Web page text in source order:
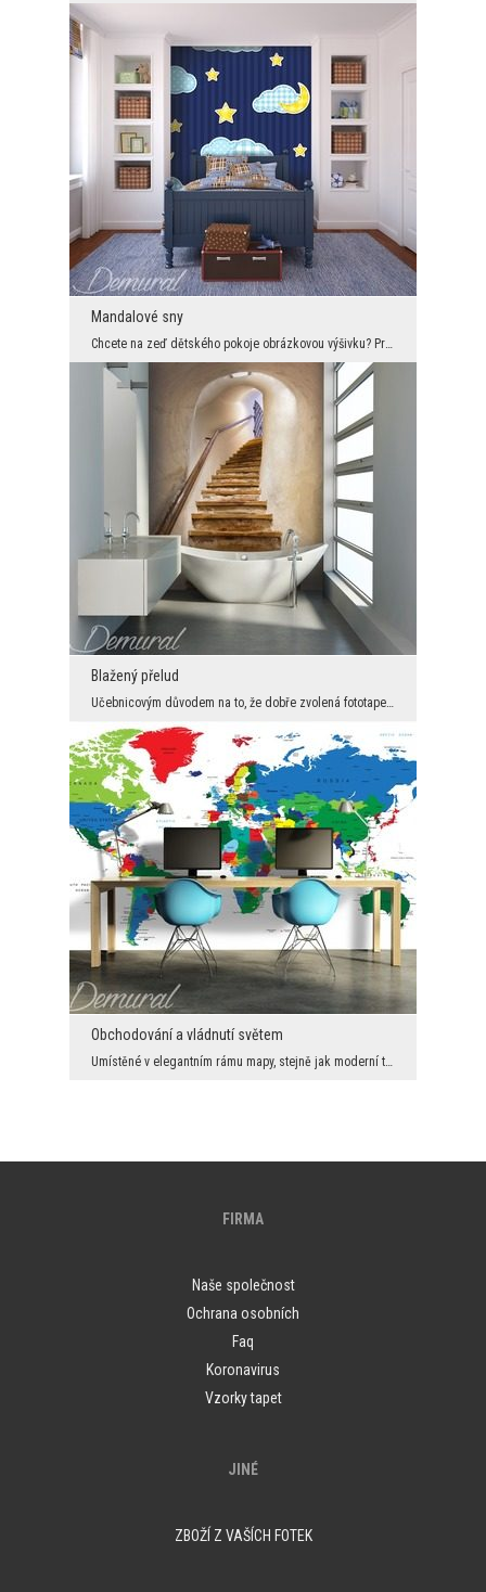
Mandalové sny
Chcete na zeď dětského pokoje obrázkovou výšivku? Proč ne! Zvlášt, když se v tomto segmentu noční...
Blažený přelud
Učebnicovým důvodem na to, že dobře zvolená fototapeta vytváří ne jenom požadovanou atmosféru, al...
Obchodování a vládnutí světem
Umístěné v elegantním rámu mapy, stejně jak moderní tak i pokryté historickou sépií, už od dávnýc...
FIRMA
Naše společnost
Ochrana osobních
Faq
Koronavirus
Vzorky tapet
JINÉ
ZBOŽÍ Z VAŠÍCH FOTEK